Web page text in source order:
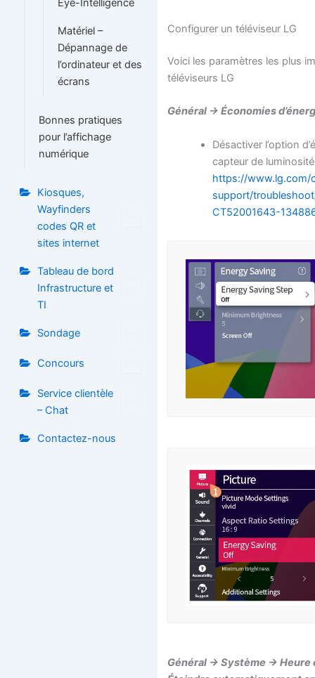
Eye-Intelligence
Matériel –
Dépannage de
l’ordinateur et des
écrans
Bonnes pratiques
pour l’affichage
numérique
Kiosques,
Wayfinders
codes QR et
sites internet
Tableau de bord
Infrastructure et
TI
Sondage
Concours
Service clientèle
– Chat
Contactez-nous
Configurer un téléviseur LG
Voici les paramètres les plus
téléviseurs LG
Général -> Économies
Désactiver l’option
capteur de luminosité
https://www.lg.com/
support/
CT52001643-
Général -> Système ->